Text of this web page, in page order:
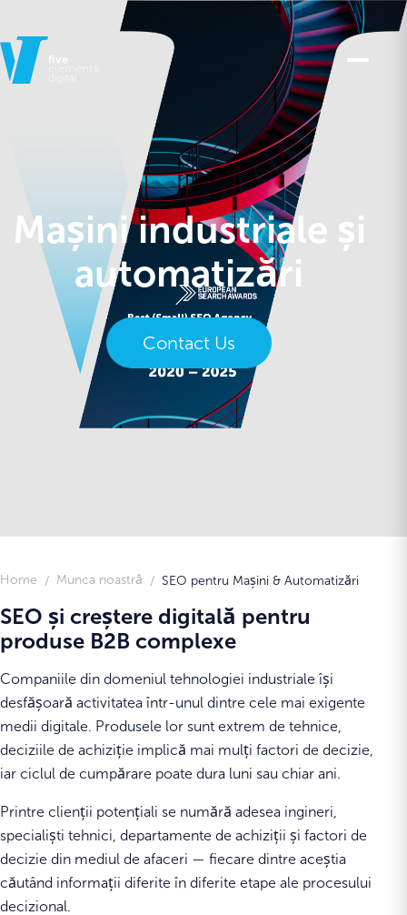
Mașini industriale și
automatizări
Contact Us
Home Munca noastră SEO pentru Mașini & Automatizări
SEO și creștere digitală pentru
produse B2B complexe
Companiile din domeniul tehnologiei industriale își
desfășoară activitatea într-unul dintre cele mai exigente
medii digitale. Produsele lor sunt extrem de tehnice,
deciziile de achiziție implică mai mulți factori de decizie,
iar ciclul de cumpărare poate dura luni sau chiar ani.
Printre clienții potențiali se numără adesea ingineri,
specialiști tehnici, departamente de achiziții și factori de
decizie din mediul de afaceri — fiecare dintre aceștia
căutând informații diferite în diferite etape ale procesului
decizional.